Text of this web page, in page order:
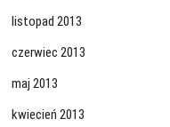
listopad 2013
czerwiec 2013
maj 2013
kwiecień 2013